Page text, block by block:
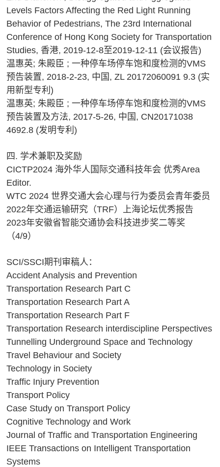
Levels Factors Affecting the Red Light Running
Behavior of Pedestrians, The 23rd International
Conference of Hong Kong Society for Transportation
Studies, 香港, 2019-12-8至2019-12-11 (会议报告)
温惠英; 朱殿臣 ; 一种停车场停车饱和度检测的VMS
预告装置, 2018-2-23, 中国, ZL 20172060091 9.3 (实
用新型专利)
温惠英; 朱殿臣 ; 一种停车场停车饱和度检测的VMS
预告装置及方法, 2017-5-26, 中国, CN20171038
4692.8 (发明专利)
四. 学术兼职及奖励
CICTP2024 海外华人国际交通科技年会 优秀Area
Editor.
WTC 2024 世界交通大会心理与行为委员会青年委员
2022年交通运输研究（TRF）上海论坛优秀报告
2023年安徽省智能交通协会科技进步奖二等奖
（4/9）
SCI/SSCI期刊审稿人：
Accident Analysis and Prevention
Transportation Research Part C
Transportation Research Part A
Transportation Research Part F
Transportation Research interdiscipline Perspectives
Tunnelling Underground Space and Technology
Travel Behaviour and Society
Technology in Society
Traffic Injury Prevention
Transport Policy
Case Study on Transport Policy
Cognitive Technology and Work
Journal of Traffic and Transportation Engineering
IEEE Transactions on Intelligent Transportation
Systems